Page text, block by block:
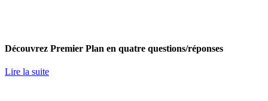
Découvrez Premier Plan en quatre questions/réponses
Lire la suite